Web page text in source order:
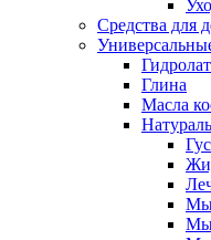
Средства для
Глина
Масла